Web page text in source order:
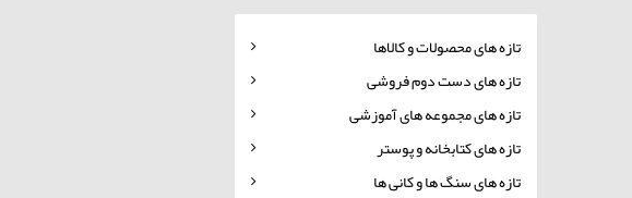
تازه های محصولات و کالاها
تازه های دست دوم فروشی
تازه های مجموعه های آموزشی
تازه های کتابخانه و پوستر
تازه های سنگ ها و کانی ها